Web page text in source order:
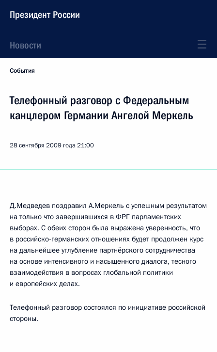
Президент России
Новости
События
Телефонный разговор с Федеральным
канцлером Германии Ангелой Меркель
28 сентября 2009 года21:00
Д.Медведев поздравил А.Меркель с успешным результатом
на только что завершившихся в ФРГ парламентских
выборах. С обеих сторон была выражена уверенность, что
в российско-германских отношениях будет продолжен курс
на дальнейшее углубление партнёрского сотрудничества
на основе интенсивного и насыщенного диалога, тесного
взаимодействия в вопросах глобальной политики
и европейских делах.
Телефонный разговор состоялся по инициативе российской
стороны.